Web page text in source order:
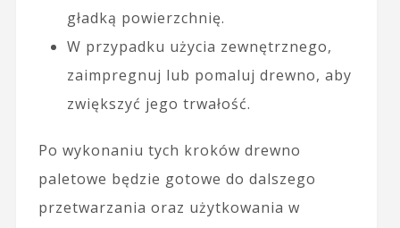
gładką powierzchnię.
W przypadku użycia zewnętrznego,
zaimpregnuj lub pomaluj drewno, aby
zwiększyć jego trwałość.
Po wykonaniu tych kroków drewno
paletowe będzie gotowe do dalszego
przetwarzania oraz użytkowania w